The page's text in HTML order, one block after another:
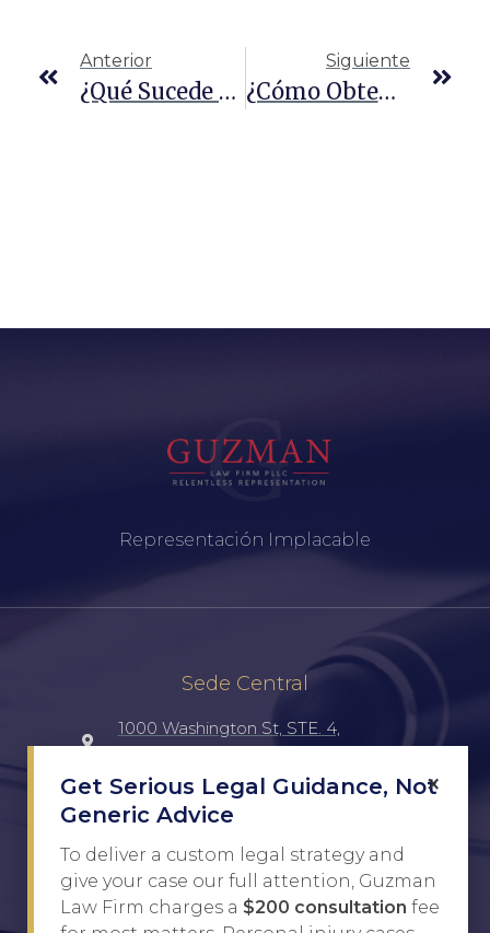
Anterior
¿Qué Sucede Si Usted Consigue Un DWI Con Una Licencia CDL En Texas?
Siguiente
¿Cómo Obtener Una Exención Por Contrabando De Extranjeros?
Representación Implacable
Sede Central
1000 Washington St, STE. 4,
(956) 516-7198
Javier@Guzman.law
×
Get Serious Legal Guidance, Not
Generic Advice
To deliver a custom legal strategy and
give your case our full attention, Guzman
Law Firm charges a $200 consultation fee